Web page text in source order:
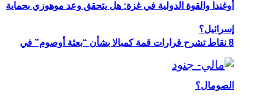
8 نقاط تشرح قرارات قمة كمبالا بشأن “بعثة أوصوم” في
الصومال؟
أوغندا والقوة الدولية في غزة: هل يتحقق وعد موهوزي بحماية
إسرائيل؟